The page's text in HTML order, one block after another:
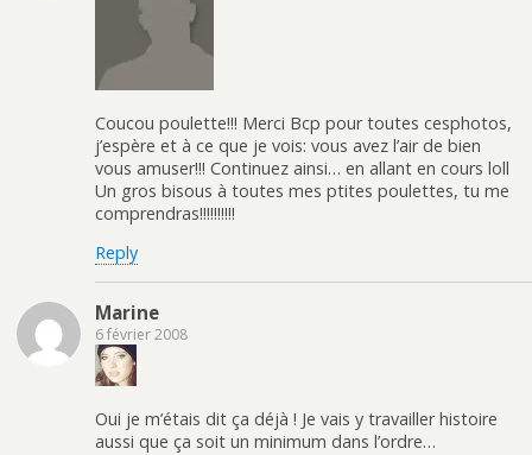
Coucou poulette!!! Merci Bcp pour toutes cesphotos,
j’espère et à ce que je vois: vous avez l’air de bien
vous amuser!!! Continuez ainsi… en allant en cours loll
Un gros bisous à toutes mes ptites poulettes, tu me
comprendras!!!!!!!!!!
Reply
Marine
6 février 2008
Oui je m’étais dit ça déjà ! Je vais y travailler histoire
aussi que ça soit un minimum dans l’ordre…